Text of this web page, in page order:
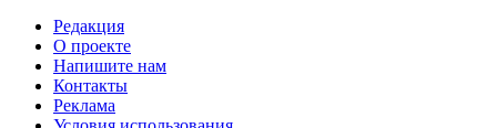
Редакция
О проекте
Напишите нам
Контакты
Реклама